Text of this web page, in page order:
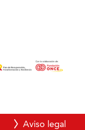
Aviso legal